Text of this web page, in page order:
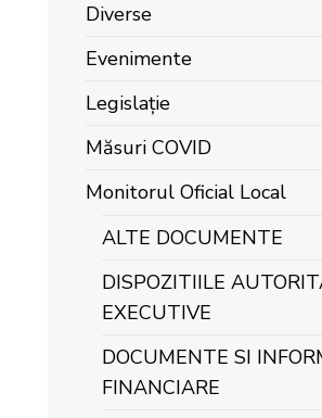
Diverse
Evenimente
Legislație
Măsuri COVID
Monitorul Oficial Local
ALTE DOCUMENTE
DISPOZITIILE
EXECUTIVE
DOCUMENTE SI
FINANCIARE